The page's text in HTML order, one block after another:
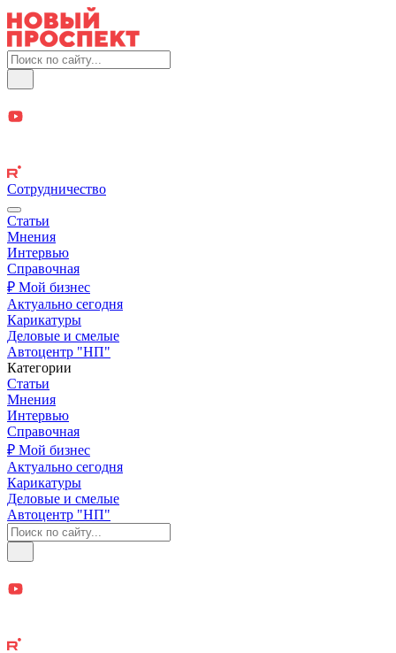
Сотрудничество
Статьи
Мнения
Интервью
Справочная
₽ Мой бизнес
Актуально сегодня
Карикатуры
Деловые и смелые
Автоцентр "НП"
Категории
Статьи
Мнения
Интервью
Справочная
₽ Мой бизнес
Актуально сегодня
Карикатуры
Деловые и смелые
Автоцентр "НП"